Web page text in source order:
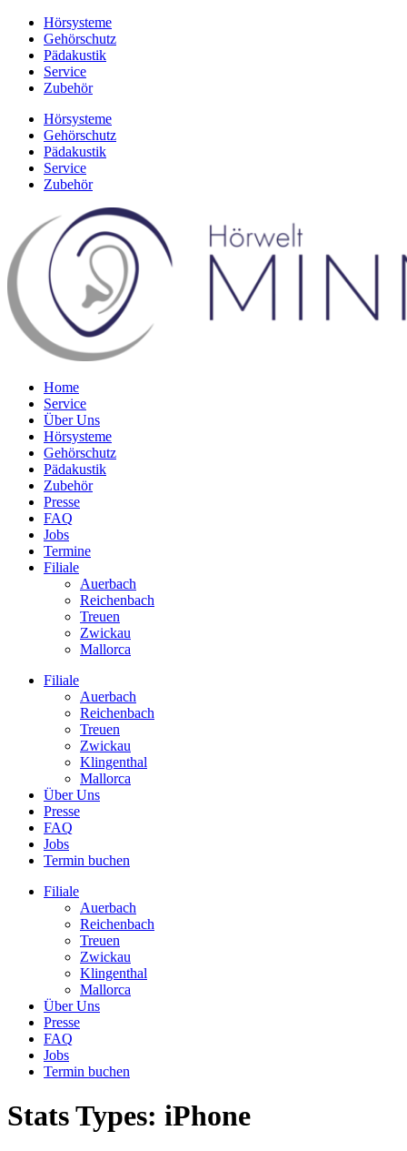
Zum
Inhalt
springen
Hörsysteme
Gehörschutz
Pädakustik
Service
Zubehör
Hörsysteme
Gehörschutz
Pädakustik
Service
Zubehör
Home
Service
Über Uns
Hörsysteme
Gehörschutz
Pädakustik
Zubehör
Presse
FAQ
Jobs
Termine
Filiale
Auerbach
Reichenbach
Treuen
Zwickau
Mallorca
Filiale
Auerbach
Reichenbach
Treuen
Zwickau
Klingenthal
Mallorca
Über Uns
Presse
FAQ
Jobs
Termin buchen
Filiale
Auerbach
Reichenbach
Treuen
Zwickau
Klingenthal
Mallorca
Über Uns
Presse
FAQ
Jobs
Termin buchen
Stats Types: iPhone